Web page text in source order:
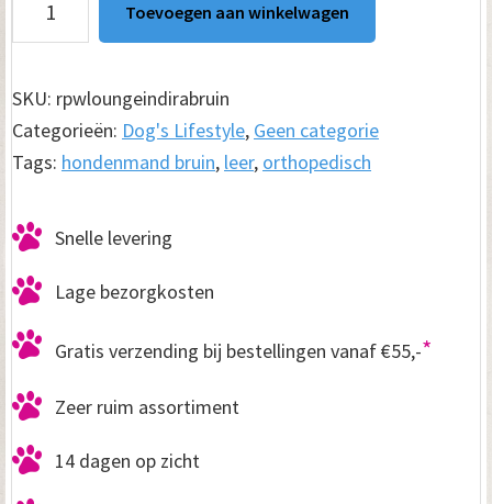
Lounge
Indira
Bruin
aantal
Toevoegen aan winkelwagen
SKU: rpwloungeindirabruin
Categorieën: Dog's Lifestyle, Geen categorie
Tags: hondenmand bruin, leer, orthopedisch
Snelle levering
Lage bezorgkosten
Gratis verzending bij bestellingen vanaf €55,-*
Zeer ruim assortiment
14 dagen op zicht